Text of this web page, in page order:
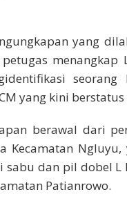
yang
menangkap
seorang
yang kini berstatus
berawal dari
Kecamatan
sabu dan pil dobel L
Patianrowo.